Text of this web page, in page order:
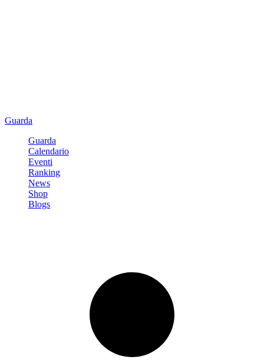
Guarda
Guarda
Calendario
Eventi
Ranking
News
Shop
Blogs